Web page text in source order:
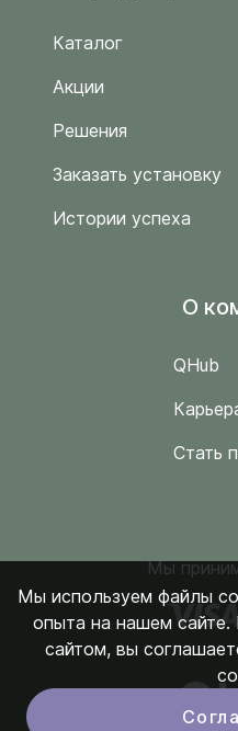
Каталог
Акции
Решения
Заказать установку
Истории успеха
O
QHub
Стать
Мы
Мы используем файлы
опыта на нашем сайте.
сайтом, вы